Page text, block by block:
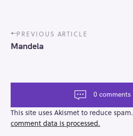
P
o
s
a
g
a
t
PREVIOUS ARTICLE
Mandela
0 comments
This site uses Akismet to reduce spam.
comment data is processed.